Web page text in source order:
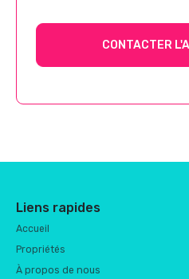
CONTACTER
Liens rapides
Accueil
Propriétés
À propos de nous